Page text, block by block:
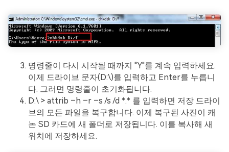
명령줄이 다시 시작될 때까지 "Y"를 계속 입력하세요.
이제 드라이브 문자(D:\)를 입력하고 Enter를 누릅니
다. 그러면 명령줄이 초기화됩니다.
D:\ > attrib –h –r –s /s /d *.* 를 입력하면 저장 드라이
브의 모든 파일을 복구합니다. 이제 복구된 사진이 캐
논 SD 카드에 새 폴더로 저장됩니다. 이를 복사해 새
위치에 저장하세요.